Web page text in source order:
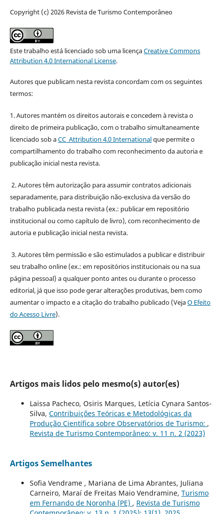
Copyright (c) 2026 Revista de Turismo Contemporâneo
Este trabalho está licenciado sob uma licençaCreative Commons
Attribution 4.0 International License.
Autores que publicam nesta revista concordam com os seguintes
termos:
1. Autores mantém os direitos autorais e concedem à revista o
direito de primeira publicação, com o trabalho simultaneamente
licenciado sob aCC Attribution 4.0 Internationalque permite o
compartilhamento do trabalho com reconhecimento da autoria e
publicação inicial nesta revista.
2. Autores têm autorização para assumir contratos adicionais
separadamente, para distribuição não-exclusiva da versão do
trabalho publicada nesta revista (ex.: publicar em repositório
institucional ou como capítulo de livro), com reconhecimento de
autoria e publicação inicial nesta revista.
3. Autores têm permissão e são estimulados a publicar e distribuir
seu trabalho online (ex.: em repositórios institucionais ou na sua
página pessoal) a qualquer ponto antes ou durante o processo
editorial, já que isso pode gerar alterações produtivas, bem como
aumentar o impacto e a citação do trabalho publicado (VejaO Efeito
do Acesso Livre).
Artigos mais lidos pelo mesmo(s) autor(es)
Laissa Pacheco, Osiris Marques, Letícia Cynara Santos-
Silva, Contribuições Teóricas e Metodológicas da
Produção Científica sobre Observatórios de Turismo: ,
Revista de Turismo Contemporâneo: v. 11 n. 2 (2023)
Artigos Semelhantes
Sofia Vendrame , Mariana de Lima Abrantes, Juliana
Carneiro, Maraí de Freitas Maio Vendramine, Turismo
em Fernando de Noronha (PE) , Revista de Turismo